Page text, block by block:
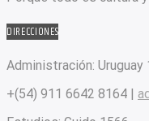
DIRECCIONES
Administración: Uruguay
+(54) 911 6642 8164 |